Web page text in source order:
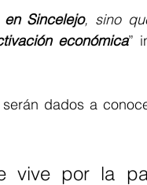
Sincelejo, sino
económica”
dados a
vive por la